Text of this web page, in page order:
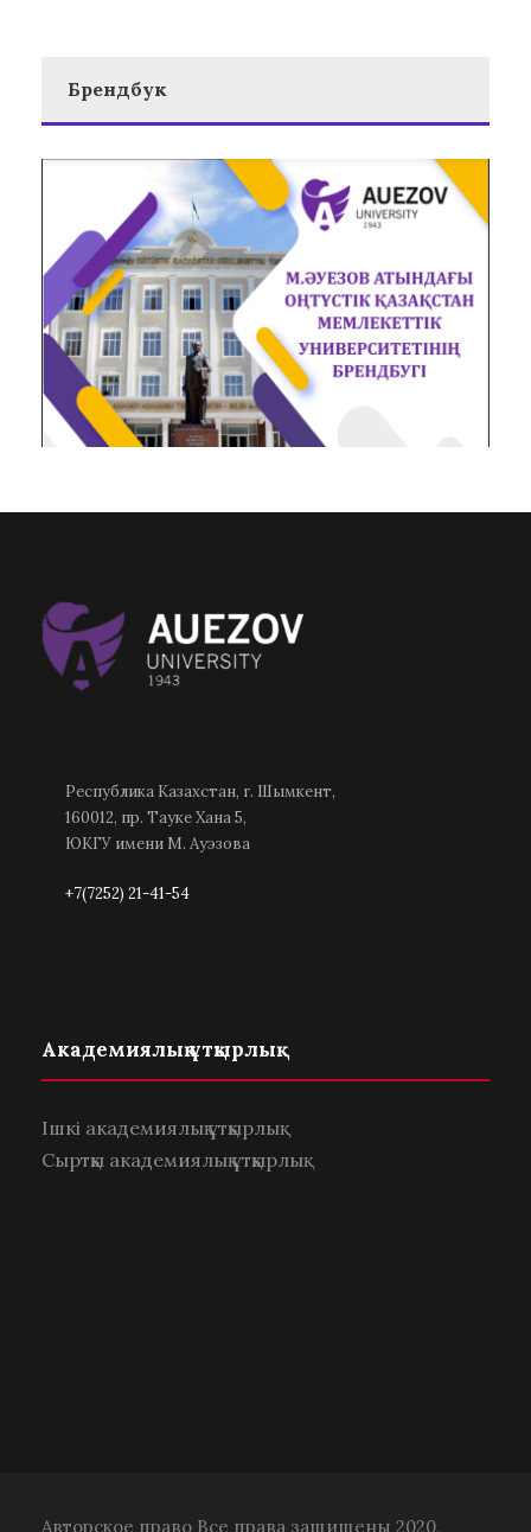
Брендбук
Республика Казахстан, г. Шымкент,
160012, пр. Тауке Хана 5,
ЮКГУ имени М. Ауэзова
+7(7252) 21-41-54
Академиялық ұтқырлық
Ішкі академиялық ұтқырлық
Сыртқы академиялық ұтқырлық
Авторское право Все права защищены 2020,